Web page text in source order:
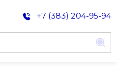
+7 (383) 204-95-94